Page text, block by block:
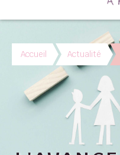
Accueil Actualité